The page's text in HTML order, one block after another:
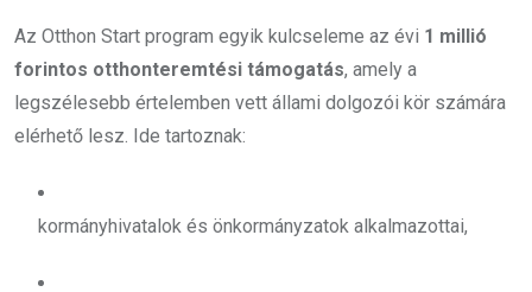
Az Otthon Start program egyik kulcseleme az évi 1 millió
forintos otthonteremtési támogatás, amely a
legszélesebb értelemben vett állami dolgozói kör számára
elérhető lesz. Ide tartoznak:
kormányhivatalok és önkormányzatok alkalmazottai,